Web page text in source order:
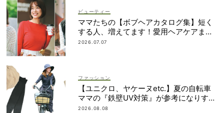
ビューティー
ママたちの【ボブヘアカタログ集】短く
する人、増えてます！愛用ヘアケアまで
全部見せ
2026.07.07
ファッション
【ユニクロ、ヤケーヌetc.】夏の自転車
ママの『鉄壁UV対策』が参考になりすぎ
る！
2026.08.08